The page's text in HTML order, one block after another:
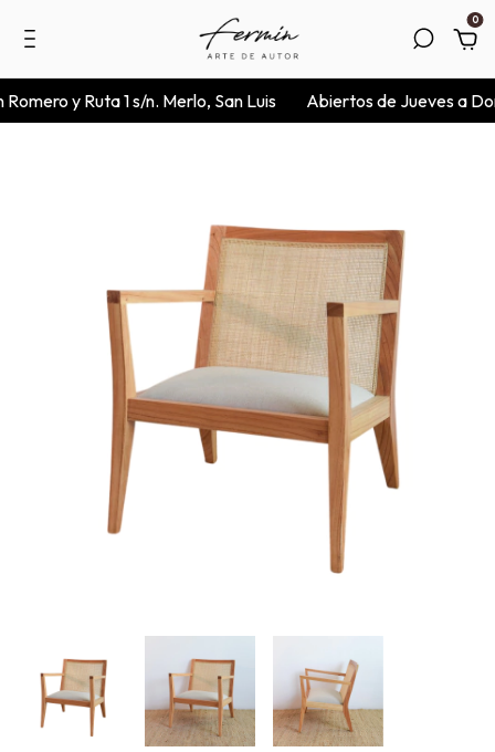
0
y Ruta 1 s/n. Merlo, San Luis Abiertos de Jueves a